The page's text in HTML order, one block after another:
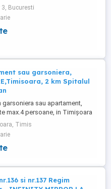
5 stele Luxoasa cu un desing
in Sector 3 Bucuresti .
se alfa in Complex
Nou . Acces Bariera
3, Bucuresti
sau garsoniera,
2 km Spitalul
garsoniera sau apartament,
max.4 persoane, in Timișoara
Spitalul Judetean. (la doua
Calea Buziasului
si la 2 km de Mosnita
PARCARE. Situat la et.1 al
mașină spălat, ...
Timis
si nr.137 Regim